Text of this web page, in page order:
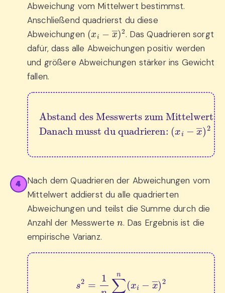
Abweichung vom Mittelwert bestimmst.
Anschließend quadrierst du diese
Abweichungen ( ―)2. Das Quadrieren sorgt
dafür, dass alle Abweichungen positiv werden
und größere Abweichungen stärker ins Gewicht
fallen.
Abstand des Messwerts zum Mittelwert: xi−x―
Danach musst du quadrieren: (xi− x―) 2
4
Nach dem Quadrieren der Abweichungen vom
Mittelwert addierst du alle quadrierten
Abweichungen und teilst die Summe durch die
Anzahl der Messwerte . Das Ergebnis ist die
empirische Varianz.
∑ =1